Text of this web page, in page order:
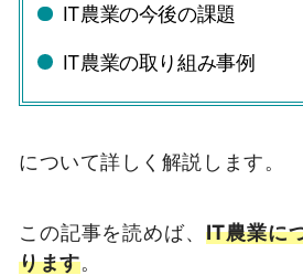
IT農業の今後の課題
IT農業の取り組み事例
について詳しく解説します。
この記事を読めば、 IT農業に
ります。